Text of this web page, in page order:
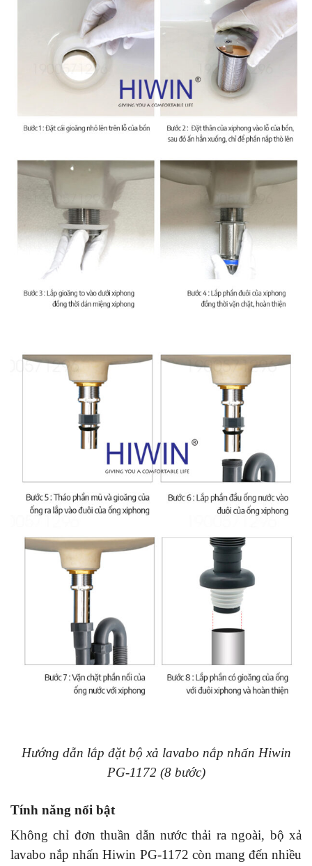
Hướng dẫn lắp đặt bộ xả lavabo nắp nhấn Hiwin
PG-1172 (8 bước)
Tính năng nổi bật
Không chỉ đơn thuần dẫn nước thải ra ngoài, bộ xả
lavabo nắp nhấn Hiwin PG-1172 còn mang đến nhiều